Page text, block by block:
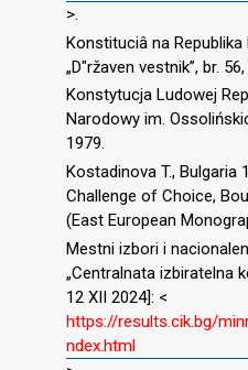
>.
Konstituciâ na Republika
„D″ržaven vestnik”, br.
Konstytucja Ludowej
Narodowy im.
1979.
Kostadinova T., Bulgaria
Challenge of Choice,
(East European
Mestni izbori i
„Centralnata izbiratelna
12 XII 2024]: <
https://results.cik.bg/
ndex.html